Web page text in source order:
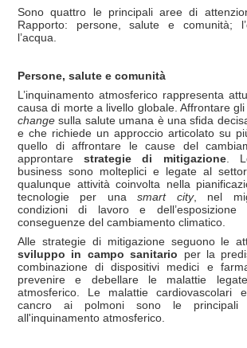
Sono quattro le principali aree di
Rapporto: persone, salute e comunità;
l’acqua.
Persone, salute e comunità
L’inquinamento atmosferico rappresenta
causa di morte a livello globale. Affrontare
change sulla salute umana è una sfida
e che richiede un approccio articolato su
quello di affrontare le cause del
approntarestrategie di mitigazione.
business sono molteplici e legate al
qualunque attività coinvolta nella
tecnologie per unasmart city, nel
condizioni di lavoro e
conseguenze del cambiamento climatico.
Alle strategie di mitigazione seguono le
sviluppo in campo sanitario per la
combinazione di dispositivi medici e
prevenire e debellare le malattie legate
atmosferico. Le malattie cardiovascolari
cancro ai polmoni sono le principali
all'inquinamento atmosferico.